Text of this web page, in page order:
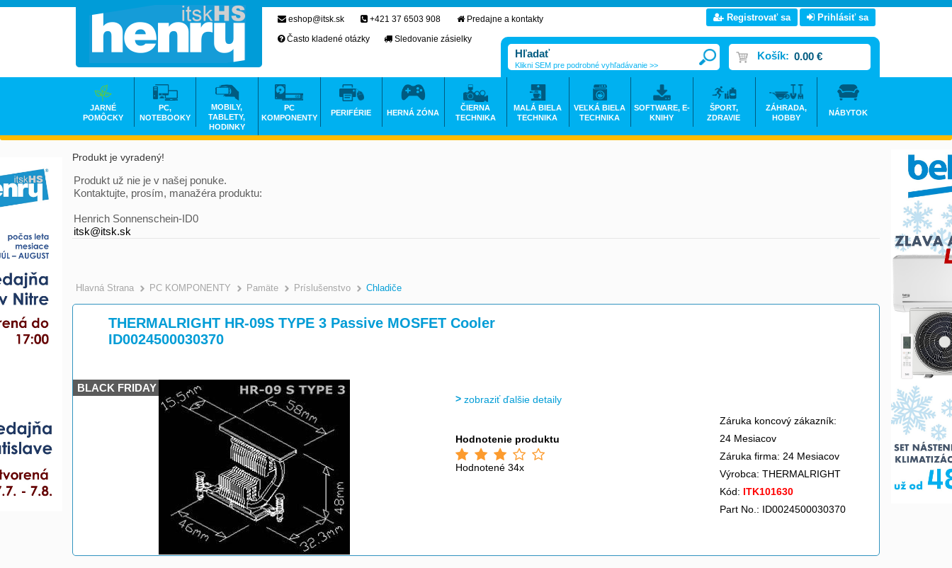
Produkt je vyradený!
Produkt už nie je v našej ponuke.
Kontaktujte, prosím, manažéra produktu:
Henrich Sonnenschein-ID0
itsk@itsk.sk
Hlavná Strana >
PC KOMPONENTY >
Pamäte >
Príslušenstvo >
Chladiče
THERMALRIGHT HR-09S TYPE 3 Passive MOSFET Cooler
ID0024500030370
BLACK FRIDAY
zobraziť ďalšie detaily
Hodnotenie produktu
Hodnotené 34x
Záruka koncový zákazník:
24 Mesiacov
Záruka firma: 24 Mesiacov
Výrobca: THERMALRIGHT
Kód: ITK101630
Part No.: ID0024500030370
eshop@itsk.sk +421 37 6503 908
Predajne a kontakty
Často kladené otázky
Sledovanie zásielky
Registrovať sa Prihlásiť sa
Košík: 0.00 €
Klikni SEM pre podrobné vyhľadávanie >>
JARNÉ
POMÔCKY
PC,
NOTEBOOKY
MOBILY,
TABLETY,
HODINKY
PC
KOMPONENTY
PERIFÉRIE HERNÁ ZÓNA
ČIERNA
TECHNIKA
MALÁ BIELA
TECHNIKA
VEĽKÁ BIELA
TECHNIKA
SOFTWARE, E-
KNIHY
ŠPORT,
ZDRAVIE
ZÁHRADA,
HOBBY
NÁBYTOK